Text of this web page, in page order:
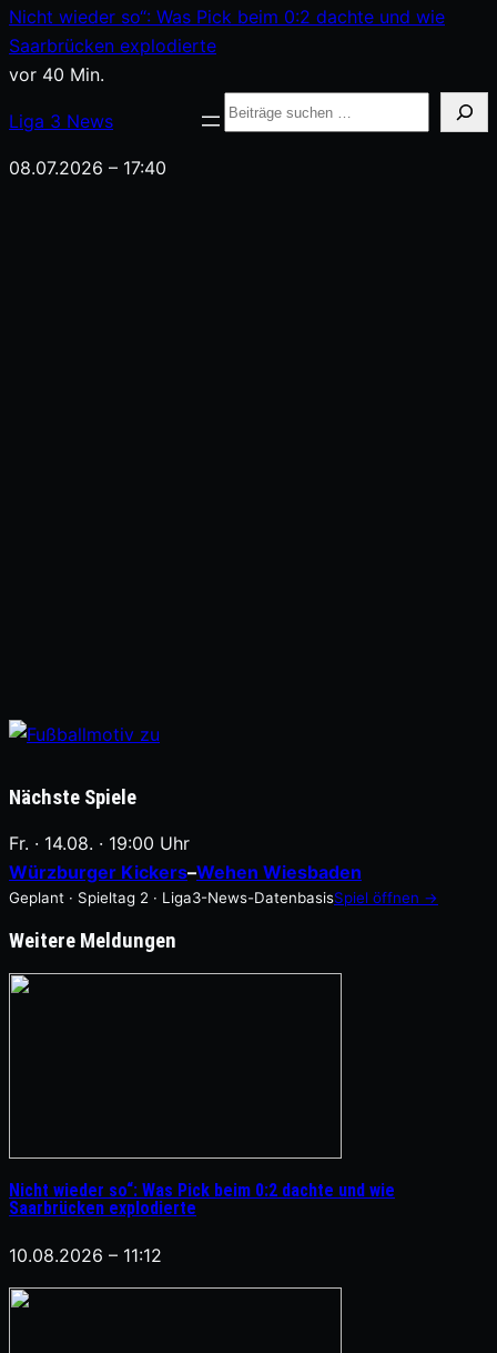
Inhalt
springen
Nicht wieder so“: Was Pick beim 0:2 dachte und wie
Saarbrücken explodierte
vor 40 Min.
Liga 3 News
Suche
08.07.2026 – 17:40
Nächste Spiele
Fr. · 14.08. · 19:00 Uhr
Würzburger Kickers–Wehen Wiesbaden
Geplant · Spieltag 2 · Liga3-News-DatenbasisSpiel öffnen →
Weitere Meldungen
Nicht wieder so“: Was Pick beim 0:2 dachte und wie
Saarbrücken explodierte
10.08.2026 – 11:12